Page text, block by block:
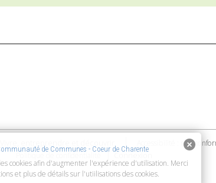
Accessibilité : non
de Communes - Coeur de Charente
cookies afin d'augmenter l'expérience d'utilisation. Merci
et plus de détails sur l'utiilisations des cookies.